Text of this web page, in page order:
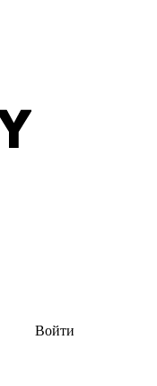
Войти